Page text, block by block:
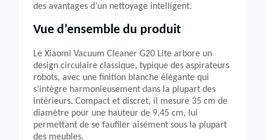
des avantages d’un nettoyage intelligent.
Vue d’ensemble du produit
Le Xiaomi Vacuum Cleaner G20 Lite arbore un
design circulaire classique, typique des aspirateurs
robots, avec une finition blanche élégante qui
s’intègre harmonieusement dans la plupart des
intérieurs. Compact et discret, il mesure 35 cm de
diamètre pour une hauteur de 9,45 cm, lui
permettant de se faufiler aisément sous la plupart
des meubles.